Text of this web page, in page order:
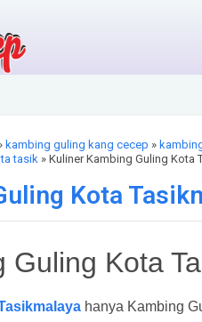
kambing guling kang cecep »
tasik » Kuliner Kambing Guling Kota
Kota
Guling Kota
hanya Kambing